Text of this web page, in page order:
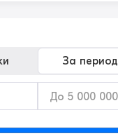
За период